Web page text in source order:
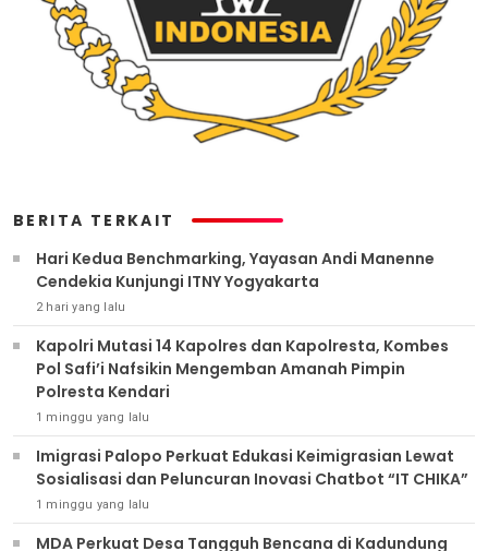
BERITA TERKAIT
Hari Kedua Benchmarking, Yayasan Andi Manenne
Cendekia Kunjungi ITNY Yogyakarta
2 hari yang lalu
Kapolri Mutasi 14 Kapolres dan Kapolresta, Kombes
Pol Safi’i Nafsikin Mengemban Amanah Pimpin
Polresta Kendari
1 minggu yang lalu
Imigrasi Palopo Perkuat Edukasi Keimigrasian Lewat
Sosialisasi dan Peluncuran Inovasi Chatbot “IT CHIKA”
1 minggu yang lalu
MDA Perkuat Desa Tangguh Bencana di Kadundung